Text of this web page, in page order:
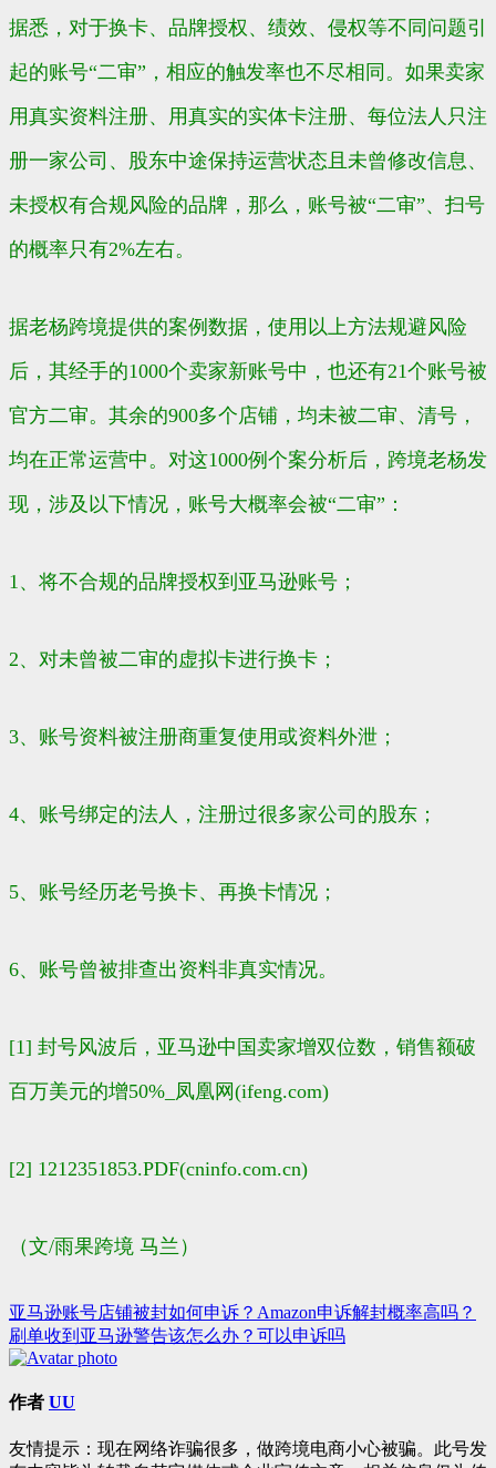
据悉，对于换卡、品牌授权、绩效、侵权等不同问题引
起的账号“二审”，相应的触发率也不尽相同。如果卖家
用真实资料注册、用真实的实体卡注册、每位法人只注
册一家公司、股东中途保持运营状态且未曾修改信息、
未授权有合规风险的品牌，那么，账号被“二审”、扫号
的概率只有2%左右。
据老杨跨境提供的案例数据，使用以上方法规避风险
后，其经手的1000个卖家新账号中，也还有21个账号被
官方二审。其余的900多个店铺，均未被二审、清号，
均在正常运营中。对这1000例个案分析后，跨境老杨发
现，涉及以下情况，账号大概率会被“二审”：
1、将不合规的品牌授权到亚马逊账号；
2、对未曾被二审的虚拟卡进行换卡；
3、账号资料被注册商重复使用或资料外泄；
4、账号绑定的法人，注册过很多家公司的股东；
5、账号经历老号换卡、再换卡情况；
6、账号曾被排查出资料非真实情况。
[1] 封号风波后，亚马逊中国卖家增双位数，销售额破
百万美元的增50%_凤凰网(ifeng.com)
[2] 1212351853.PDF(cninfo.com.cn)
（文/雨果跨境 马兰）
文
章
导
亚马逊账号店铺被封如何申诉？Amazon申诉解封概率高吗？
刷单收到亚马逊警告该怎么办？可以申诉吗
作者 UU
友情提示：现在网络诈骗很多，做跨境电商小心被骗。此号发